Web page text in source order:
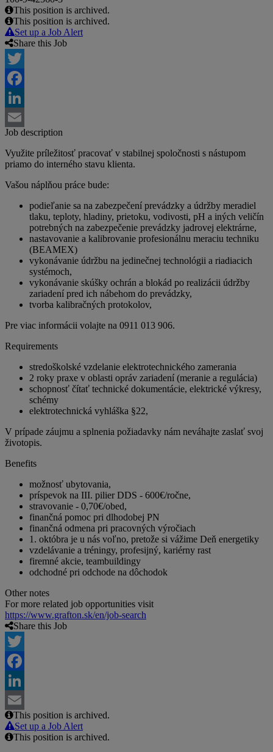
This position is archived.
This position is archived.
Set up a Job Alert
Share this Job
Twitter
Facebook
LinkedIn
Email
Job description
Využite príležitosť pracovať v stabilnej spoločnosti s nástupom
priamo do interného stavu klienta.
Vašou náplňou práce bude:
podieľanie sa na zabezpečení prevádzky a údržby meradiel
tlaku, teploty, hladiny, prietoku, vodivosti, pH a iných veličín
potrebných na zabezpečenie prevádzky jadrovej elektrárne,
nastavovanie a kalibrovanie profesionálnu meraciu techniku
(BEAMEX)
vykonávanie údržbu na jedinečnej technológii a riadiacich
systémoch,
vykonávanie skúšky ochrán a blokád po realizácii údržby
zariadení pred ich nábehom do prevádzky,
tvorba kalibračných protokolov,
Pre viac informácii volajte na 0911 013 906.
Requirements
stredoškolské vzdelanie elektrotechnického zamerania
2 roky praxe v oblasti opráv zariadení (meranie a regulácia)
schopnosť čítať technické dokumentácie, elektrické výkresy,
schémy
elektrotechnická vyhláška §22,
V prípade záujmu a splnenia požiadavky nám neváhajte zaslať svoj
životopis.
Benefits
možnosť ubytovania,
príspevok na III. pilier DDS - 600€/ročne,
stravovanie - 0,70€/obed,
finančná pomoc pri dlhodobej PN
finančná odmena pri pracovných výročiach
1. októbra je u nás voľno, pretože si vážime Deň energetiky
vzdelávanie a tréningy, profesijný, kariérny rast
firemné akcie, teambuildingy
odchodné pri odchode na dôchodok
Other notes
For more related job opportunities visit
https://www.grafton.sk/en/job-search
Share this Job
Twitter
Facebook
LinkedIn
Email
This position is archived.
Set up a Job Alert
This position is archived.